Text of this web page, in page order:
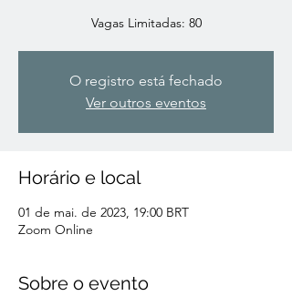
Vagas Limitadas: 80
O registro está fechado
Ver outros eventos
Horário e local
01 de mai. de 2023, 19:00 BRT
Zoom Online
Sobre o evento